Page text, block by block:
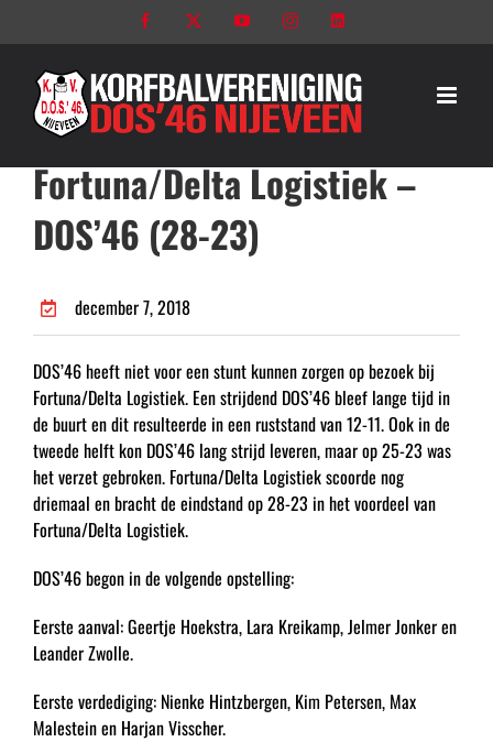
naar
Facebook YouTubeInstagram
Fortuna/Delta Logistiek –
DOS’46 (28-23)
december 7, 2018
DOS’46 heeft niet voor een stunt kunnen zorgen op bezoek bij
Fortuna/Delta Logistiek. Een strijdend DOS’46 bleef lange tijd in
de buurt en dit resulteerde in een ruststand van 12-11. Ook in de
tweede helft kon DOS’46 lang strijd leveren, maar op 25-23 was
het verzet gebroken. Fortuna/Delta Logistiek scoorde nog
driemaal en bracht de eindstand op 28-23 in het voordeel van
Fortuna/Delta Logistiek.
DOS’46 begon in de volgende opstelling:
Eerste aanval: Geertje Hoekstra, Lara Kreikamp, Jelmer Jonker en
Leander Zwolle.
Eerste verdediging: Nienke Hintzbergen, Kim Petersen, Max
Malestein en Harjan Visscher.